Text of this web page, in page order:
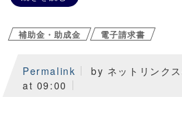
補助金・助成金 電子請求書
Permalink
by ネットリンク
at 09:00